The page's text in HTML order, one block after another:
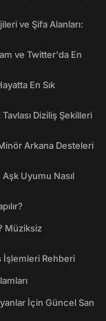
ve Şifa Alanları:
ve Twitter'da En
En Sık
Tavlası Diziliş Şekilleri
Arkana Desteleri
Uyumu Nasıl
Müziksiz
İşlemleri Rehberi
İçin Güncel San